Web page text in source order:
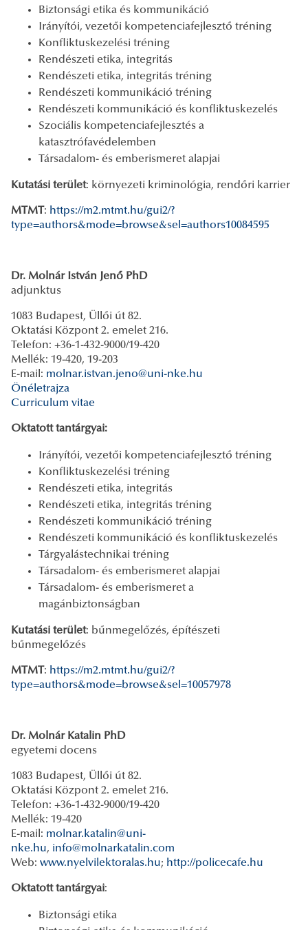
Biztonsági etika és kommunikáció
Irányítói, vezetői kompetenciafejlesztő tréning
Konfliktuskezelési tréning
Rendészeti etika, integritás
Rendészeti etika, integritás tréning
Rendészeti kommunikáció tréning
Rendészeti kommunikáció és konfliktuskezelés
Szociális kompetenciafejlesztés a
katasztrófavédelemben
Társadalom- és emberismeret alapjai
Kutatási terület: környezeti kriminológia, rendőri karrier
MTMT: https://m2.mtmt.hu/gui2/?
type=authors&mode=browse&sel=authors10084595
Dr. Molnár István Jenő PhD
adjunktus
1083 Budapest, Üllői út 82.
Oktatási Központ 2. emelet 216.
Telefon: +36-1-432-9000/19-420
Mellék: 19-420, 19-203
E-mail: molnar.istvan.jeno@uni-nke.hu
Önéletrajza
Curriculum vitae
Oktatott tantárgyai:
Irányítói, vezetői kompetenciafejlesztő tréning
Konfliktuskezelési tréning
Rendészeti etika, integritás
Rendészeti etika, integritás tréning
Rendészeti kommunikáció tréning
Rendészeti kommunikáció és konfliktuskezelés
Tárgyalástechnikai tréning
Társadalom- és emberismeret alapjai
Társadalom- és emberismeret a
magánbiztonságban
Kutatási terület: bűnmegelőzés, építészeti
bűnmegelőzés
MTMT: https://m2.mtmt.hu/gui2/?
type=authors&mode=browse&sel=10057978
Dr. Molnár Katalin PhD
egyetemi docens
1083 Budapest, Üllői út 82.
Oktatási Központ 2. emelet 216.
Telefon: +36-1-432-9000/19-420
Mellék: 19-420
E-mail: molnar.katalin@uni-
nke.hu, info@molnarkatalin.com
Web: www.nyelvilektoralas.hu; http://policecafe.hu
Oktatott tantárgyai:
Biztonsági etika